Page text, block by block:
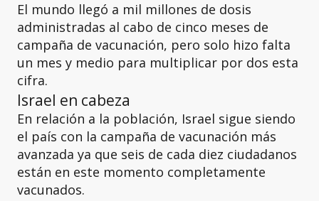
El mundo llegó a mil millones de dosis
administradas al cabo de cinco meses de
campaña de vacunación, pero solo hizo falta
un mes y medio para multiplicar por dos esta
cifra.
Israel en cabeza
En relación a la población, Israel sigue siendo
el país con la campaña de vacunación más
avanzada ya que seis de cada diez ciudadanos
están en este momento completamente
vacunados.